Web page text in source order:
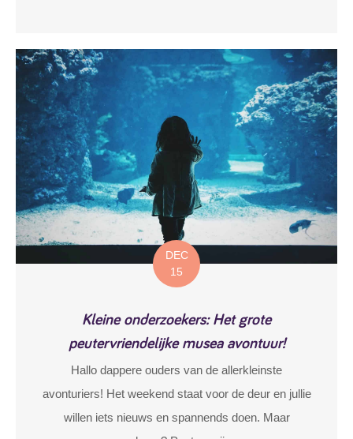
DEC
15
Kleine onderzoekers: Het grote
peutervriendelijke musea avontuur!
Hallo dappere ouders van de allerkleinste
avonturiers! Het weekend staat voor de deur en jullie
willen iets nieuws en spannends doen. Maar